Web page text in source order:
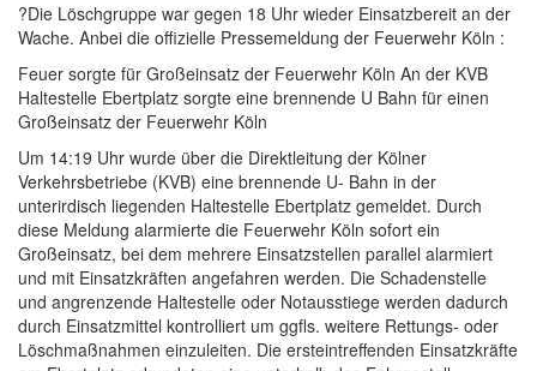
?Die Löschgruppe war gegen 18 Uhr wieder Einsatzbereit an der
Wache. Anbei die offizielle Pressemeldung der Feuerwehr Köln :
Feuer sorgte für Großeinsatz der Feuerwehr Köln An der KVB
Haltestelle Ebertplatz sorgte eine brennende U Bahn für einen
Großeinsatz der Feuerwehr Köln
Um 14:19 Uhr wurde über die Direktleitung der Kölner
Verkehrsbetriebe (KVB) eine brennende U- Bahn in der
unterirdisch liegenden Haltestelle Ebertplatz gemeldet. Durch
diese Meldung alarmierte die Feuerwehr Köln sofort ein
Großeinsatz, bei dem mehrere Einsatzstellen parallel alarmiert
und mit Einsatzkräften angefahren werden. Die Schadenstelle
und angrenzende Haltestelle oder Notausstiege werden dadurch
durch Einsatzmittel kontrolliert um ggfls. weitere Rettungs- oder
Löschmaßnahmen einzuleiten. Die ersteintreffenden Einsatzkräfte